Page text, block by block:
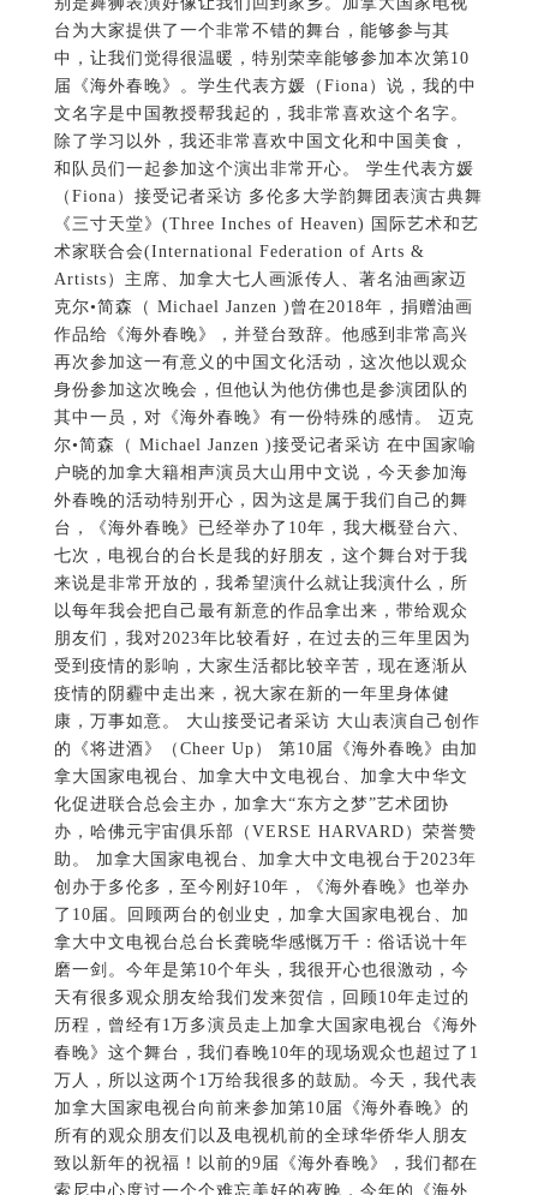
台为大家提供了一个非常不错的舞台，能够参与其
中，让我们觉得很温暖，特别荣幸能够参加本次第10
届《海外春晚》。学生代表方媛（Fiona）说，我的中
文名字是中国教授帮我起的，我非常喜欢这个名字。
除了学习以外，我还非常喜欢中国文化和中国美食，
和队员们一起参加这个演出非常开心。 学生代表方媛
（Fiona）接受记者采访 多伦多大学韵舞团表演古典舞
《三寸天堂》(Three Inches of Heaven) 国际艺术和艺
术家联合会(International Federation of Arts &
Artists）主席、加拿大七人画派传人、著名油画家迈
克尔•简森（ Michael Janzen )曾在2018年，捐赠油画
作品给《海外春晚》，并登台致辞。他感到非常高兴
再次参加这一有意义的中国文化活动，这次他以观众
身份参加这次晚会，但他认为他仿佛也是参演团队的
其中一员，对《海外春晚》有一份特殊的感情。 迈克
尔•简森（ Michael Janzen )接受记者采访 在中国家喻
户晓的加拿大籍相声演员大山用中文说，今天参加海
外春晚的活动特别开心，因为这是属于我们自己的舞
台，《海外春晚》已经举办了10年，我大概登台六、
七次，电视台的台长是我的好朋友，这个舞台对于我
来说是非常开放的，我希望演什么就让我演什么，所
以每年我会把自己最有新意的作品拿出来，带给观众
朋友们，我对2023年比较看好，在过去的三年里因为
受到疫情的影响，大家生活都比较辛苦，现在逐渐从
疫情的阴霾中走出来，祝大家在新的一年里身体健
康，万事如意。 大山接受记者采访 大山表演自己创作
的《将进酒》（Cheer Up） 第10届《海外春晚》由加
拿大国家电视台、加拿大中文电视台、加拿大中华文
化促进联合总会主办，加拿大“东方之梦”艺术团协
办，哈佛元宇宙俱乐部（VERSE HARVARD）荣誉赞
助。 加拿大国家电视台、加拿大中文电视台于2023年
创办于多伦多，至今刚好10年，《海外春晚》也举办
了10届。回顾两台的创业史，加拿大国家电视台、加
拿大中文电视台总台长龚晓华感慨万千：俗话说十年
磨一剑。今年是第10个年头，我很开心也很激动，今
天有很多观众朋友给我们发来贺信，回顾10年走过的
历程，曾经有1万多演员走上加拿大国家电视台《海外
春晚》这个舞台，我们春晚10年的现场观众也超过了1
万人，所以这两个1万给我很多的鼓励。今天，我代表
加拿大国家电视台向前来参加第10届《海外春晚》的
所有的观众朋友们以及电视机前的全球华侨华人朋友
致以新年的祝福！以前的9届《海外春晚》，我们都在
索尼中心度过一个个难忘美好的夜晚，今年的《海外